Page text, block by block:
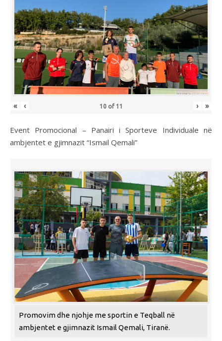
« ‹ 10of 11 › »
Event Promocional – Panairi i Sporteve Individuale në
ambjentet e gjimnazit “Ismail Qemali”
Promovim dhe njohje me sportin e Teqball në
ambjentet e gjimnazit Ismail Qemali, Tiranë.